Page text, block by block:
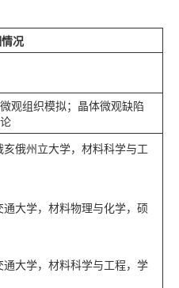
况
观组织模拟；晶体微观缺陷
亥俄州立大学，材料科学与工
通大学，材料物理与化学，硕
通大学，材料科学与工程，学